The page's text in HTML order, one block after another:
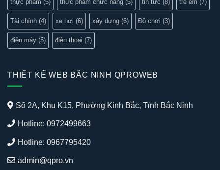
thực phẩm (5) thực phẩm chức năng (5) tin tức (8) trẻ em (7)
Tài chính (4) xe hơi (6) xây dựng (6) Đồ chơi (3)
điện máy (5) điện thoại (7)
THIẾT KẾ WEB BẮC NINH QPROWEB
Số 2A, Khu K15, Phường Kinh Bắc, Tỉnh Bắc Ninh
Hotline: 0972499663
Hotline: 0967795420
admin@qpro.vn